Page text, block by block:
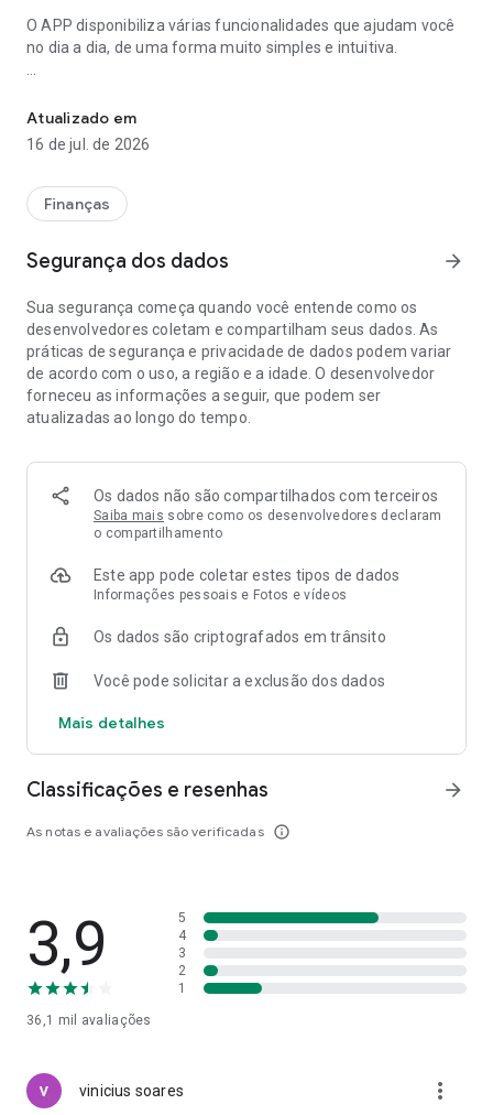
O APP disponibiliza várias funcionalidades que ajudam você
no dia a dia, de uma forma muito simples e intuitiva.
segundos? No app você pode. E liberar o cartão para uso no
exterior? No app você também pode. Ah, e para suspender a
fatura impressa? Isso mesmo, faz no app!
Com ele, você ainda consegue:
- Consultar saldo
- Consultar saldo do Sicoobcard Prêmios
- Alterar o limite e realizar bloqueio dos cartões adicionais
(geral ou por categoria)
- Gerar boleto para o pagamento de faturas
Ah, e tem mais! Perdeu seu Sicoobcard ou foi roubado? No
temporário do cartão de crédito, bloqueio para compras não
presenciais e bloqueios para saques em ATM Banco24horas.
Tudo pensado na sua segurança e praticidade.
Atualizado em
16 de jul. de 2026
Finanças
Segurança dos dados arrow_forward
Sua segurança começa quando você entende como os
desenvolvedores coletam e compartilham seus dados. As
práticas de segurança e privacidade de dados podem variar
de acordo com o uso, a região e a idade. O desenvolvedor
forneceu as informações a seguir, que podem ser
atualizadas ao longo do tempo.
Os dados não são compartilhados com terceiros
Saiba mais sobre como os desenvolvedores declaram
o compartilhamento
Este app pode coletar estes tipos de dados
Informações pessoais e Fotos e vídeos
Os dados são criptografados em trânsito
Você pode solicitar a exclusão dos dados
Mais detalhes
Classificações e resenhas
As notas e avaliações são verificadas info_outline
arrow_forward
3,9
36,1 mil avaliações
5
4
3
2
1
vinicius soares more_vert